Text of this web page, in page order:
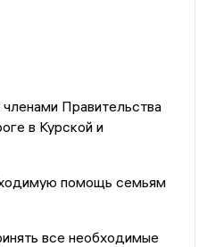
Правительства
в Курской и
помощь семьям
все необходимые